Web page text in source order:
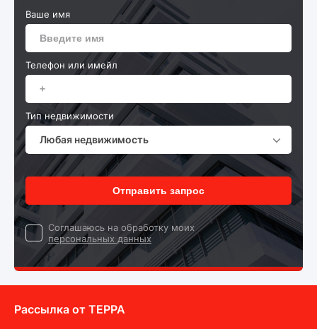
Ваше имя
Телефон или имейл
Тип недвижимости
Любая недвижимость
Отправить запрос
Cоглашаюсь на обработку моих
персональных данных
Рассылка от ТEPPA